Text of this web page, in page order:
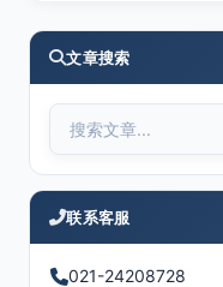
文章搜索
联系客服
021-24208728